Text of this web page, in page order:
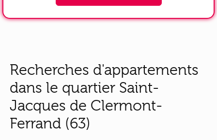
Recherches d'appartements
dans le quartier Saint-
Jacques de Clermont-
Ferrand (63)